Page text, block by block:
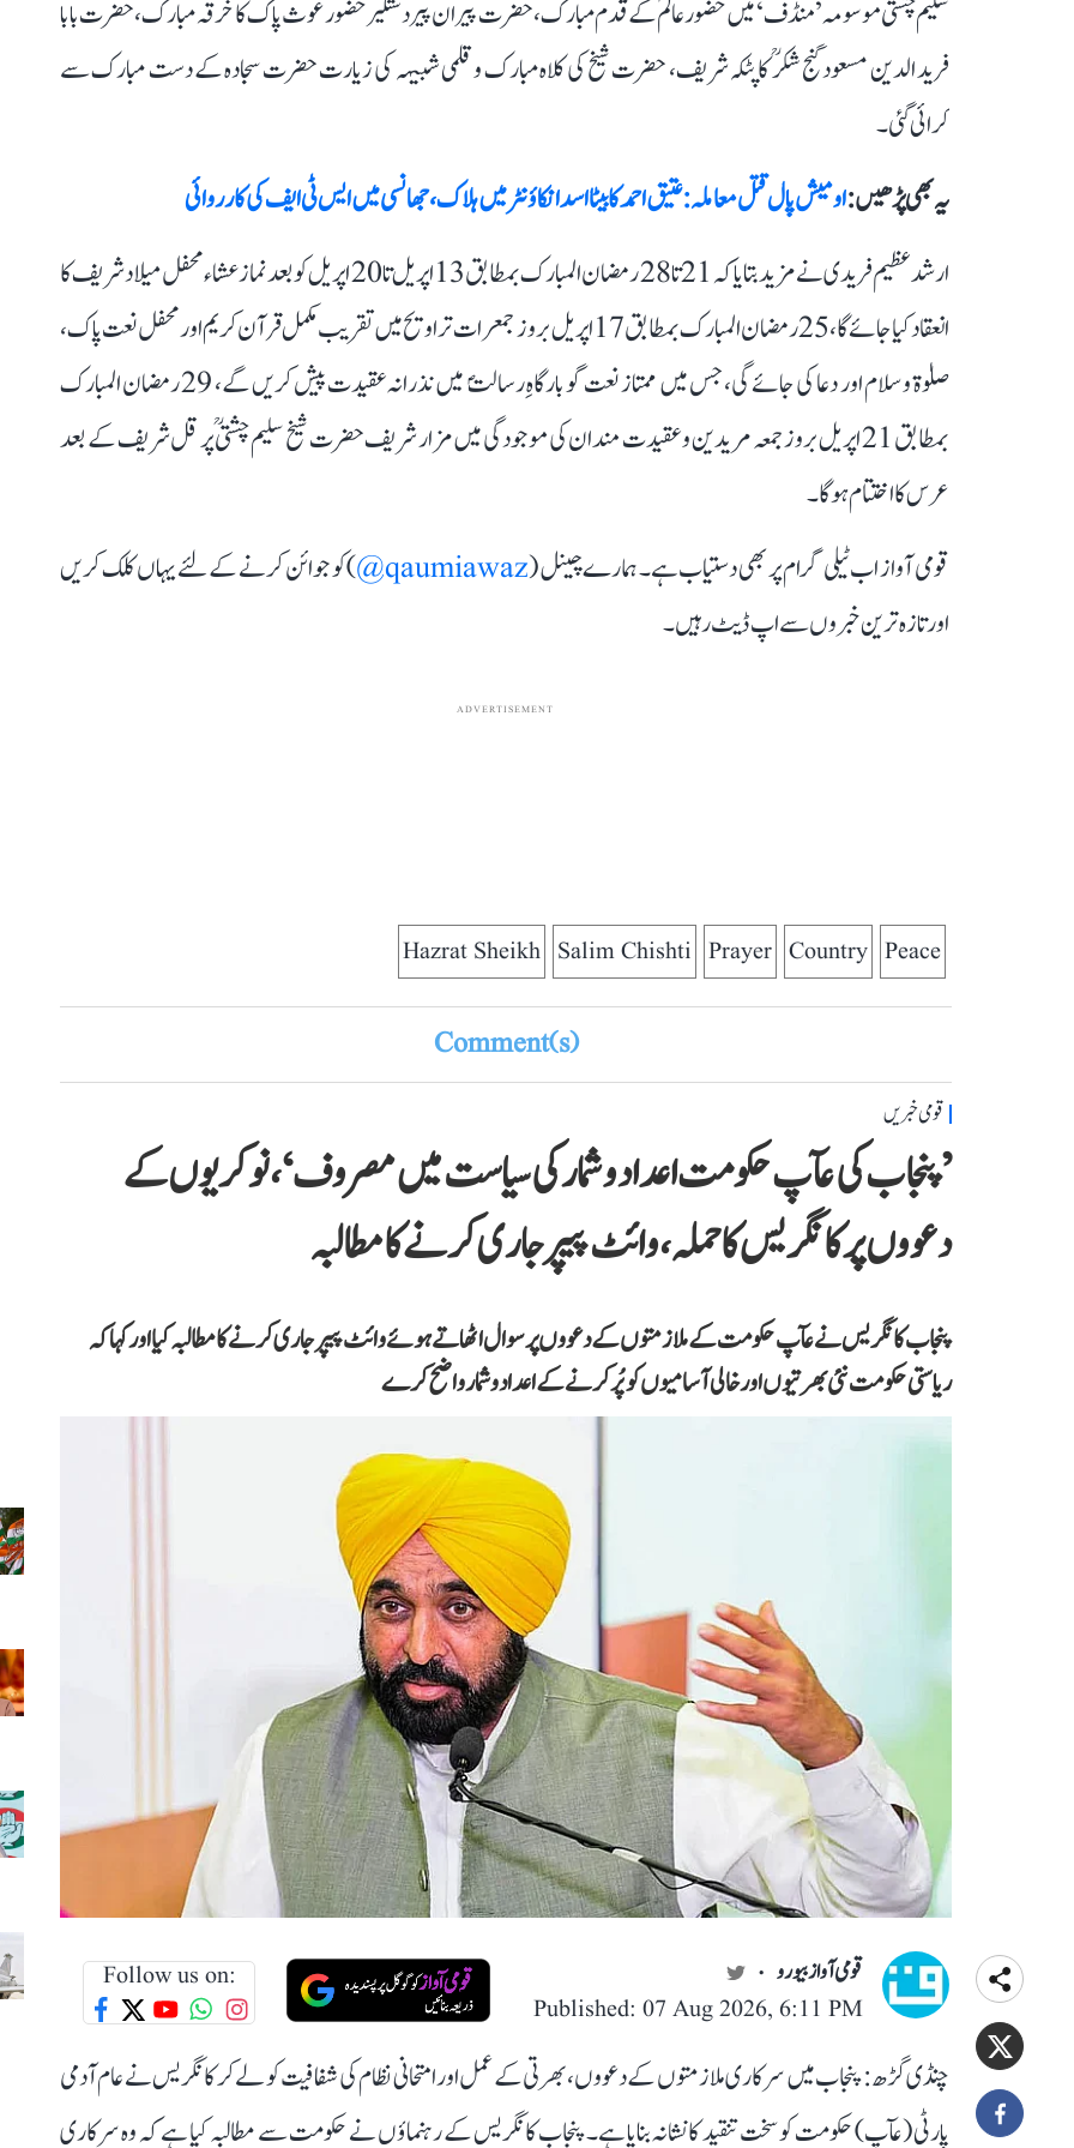
سلیم چشتی موسومہ ’منڈف‘ میں حضور عالمؐ کے قدم مبارک، حضرت پیران پیر دستگیر حضور غوث پاک کا خرقہ مبارک، حضرت بابا
فرید الدین مسعود گنج شکرؒ کا پٹکہ شریف، حضرت شیخ کی کلاہ مبارک و قلمی شبیہہ کی زیارت حضرت سجادہ کے دست مبارک سے
کرائی گئی۔
یہ بھی پڑھیں :اومیش پال قتل معاملہ: عتیق احمد کا بیٹا اسد انکاؤنٹر میں ہلاک، جھانسی میں ایس ٹی ایف کی کارروائی
ارشد عظیم فریدی نے مزید بتایا کہ 21 تا 28 رمضان المبارک بمطابق 13اپریل تا 20 اپریل کو بعد نماز عشاء محفل میلاد شریف کا
انعقاد کیا جائے گا، 25 رمضان المبارک بمطابق 17 اپریل بروز جمعرات تراویح میں تقریب مکمل قرآن کریم اور محفل نعت پاک،
صلوٰۃ وسلام اور دعا کی جائے گی، جس میں ممتاز نعت گو بارگاہِ رسالتؐ میں نذرانہ عقیدت پیش کریں گے، 29 رمضان المبارک
بمطابق 21 اپریل بروز جمعہ مریدین و عقیدت مندان کی موجودگی میں مزار شریف حضرت شیخ سلیم چشتیؒ پر قل شریف کے بعد
عرس کا اختتام ہوگا۔
قومی آواز اب ٹیلی گرام پر بھی دستیاب ہے۔ ہمارے چینل (qaumiawaz@
) کو جوائن کرنے کے لئے یہاں کلک کریں
اور تازہ ترین خبروں سے اپ ڈیٹ رہیں۔
ADVERTISEMENT
Peace
Country
Prayer
Salim Chishti
Hazrat Sheikh
Comment(s)
قومی خبریں
’پنجاب کی عآپ حکومت اعداد و شمار کی سیاست میں مصروف‘، نوکریوں کے
دعووں پر کانگریس کا حملہ، وائٹ پیپر جاری کرنے کا مطالبہ
پنجاب کانگریس نے عآپ حکومت کے ملازمتوں کے دعووں پر سوال اٹھاتے ہوئے وائٹ پیپر جاری کرنے کا مطالبہ کیا اور کہا کہ
ریاستی حکومت نئی بھرتیوں اور خالی آسامیوں کو پُر کرنے کے اعداد و شمار واضح کرے
قومی آواز بیورو
Published: 07 Aug 2026, 6:11 PM
Follow us on:
چنڈی گڑھ: پنجاب میں سرکاری ملازمتوں کے دعووں، بھرتی کے عمل اور امتحانی نظام کی شفافیت کو لے کر کانگریس نے عام آدمی
پارٹی (عآپ) حکومت کو سخت تنقید کا نشانہ بنایا ہے۔ پنجاب کانگریس کے رہنماؤں نے حکومت سے مطالبہ کیا ہے کہ وہ سرکاری